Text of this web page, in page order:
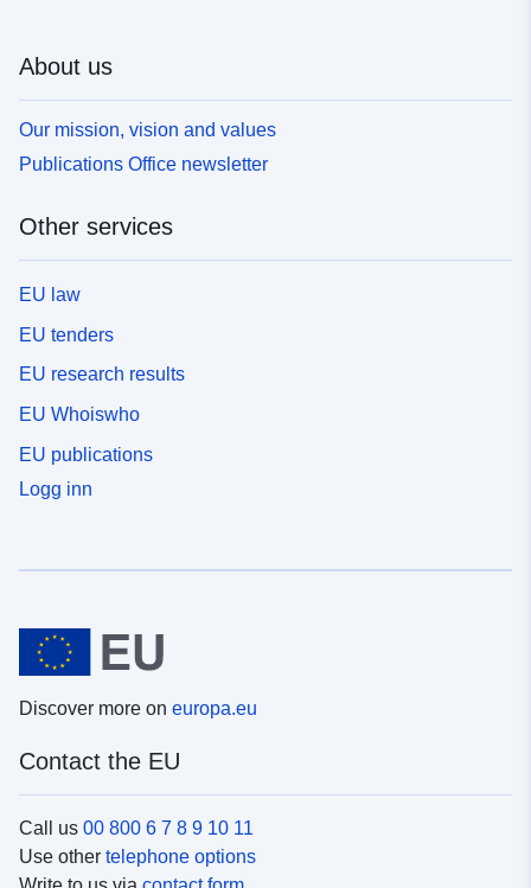
About us
Our mission, vision and values
Publications Office newsletter
Other services
EU law
EU tenders
EU research results
EU Whoiswho
EU publications
Logg inn
Discover more on europa.eu
Contact the EU
Call us 00 800 6 7 8 9 10 11
Use other telephone options